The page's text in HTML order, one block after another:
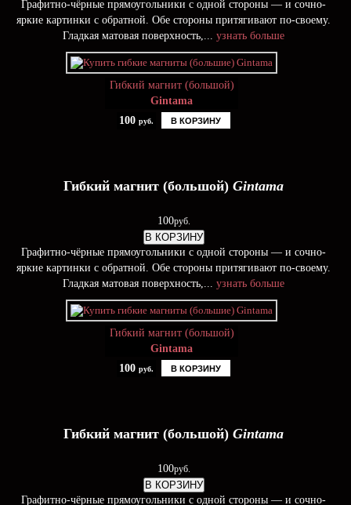
Графитно-чёрные прямоугольники с одной стороны — и сочно-
яркие картинки с обратной. Обе стороны притягивают по-своему.
Гладкая матовая поверхность,... узнать больше
Гибкий магнит (большой)
Gintama
100 руб. В КОРЗИНУ
Гибкий магнит (большой) Gintama
100руб.
В КОРЗИНУ
Графитно-чёрные прямоугольники с одной стороны — и сочно-
яркие картинки с обратной. Обе стороны притягивают по-своему.
Гладкая матовая поверхность,... узнать больше
Гибкий магнит (большой)
Gintama
100 руб. В КОРЗИНУ
Гибкий магнит (большой) Gintama
100руб.
В КОРЗИНУ
Графитно-чёрные прямоугольники с одной стороны — и сочно-